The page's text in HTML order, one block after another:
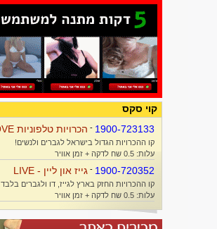
קוי סקס
1900-723133
- הכרויות טלפוניות FREE LOVE
קו ההכרויות הגדול בישראל לגברים ולנשים!
עלות: 0.5 שח לדקה + זמן אוויר
1900-720352
- גייז און ליין - LIVE
קו ההכרויות החזק בארץ לגייז, דו ולגברים בלבד
עלות: 0.5 שח לדקה + זמן אוויר